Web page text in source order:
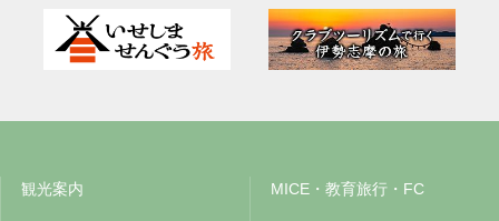
観光案内 MICE・教育旅行・FC